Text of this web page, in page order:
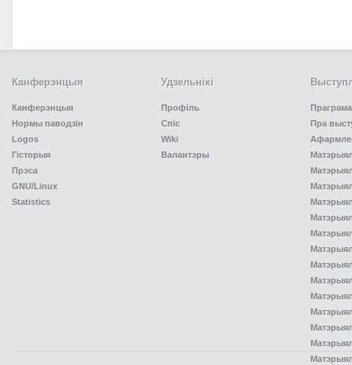
Канферэнцыя
Канферэнцыя
Нормы паводзін
Logos
Гісторыя
Прэса
GNU/Linux
Statistics
Удзельнiкi
Профіль
Спiс
Wiki
Валантэры
Праграма
Пра